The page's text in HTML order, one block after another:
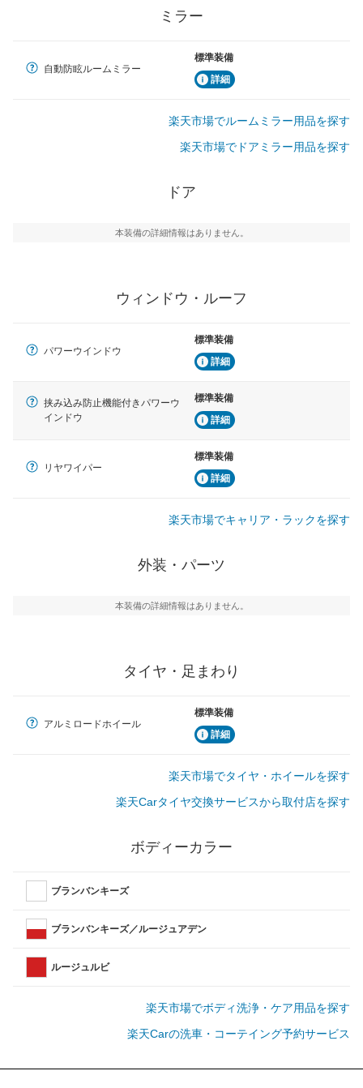
ミラー
自動防眩ルームミラー
標準装備
詳細
楽天市場でルームミラー用品を探す
楽天市場でドアミラー用品を探す
ドア
本装備の詳細情報はありません。
ウィンドウ・ルーフ
パワーウインドウ
標準装備
詳細
挟み込み防止機能付きパワーウ
インドウ
標準装備
詳細
リヤワイパー
標準装備
詳細
楽天市場でキャリア・ラックを探す
外装・パーツ
本装備の詳細情報はありません。
タイヤ・足まわり
アルミロードホイール
標準装備
詳細
楽天市場でタイヤ・ホイールを探す
楽天Carタイヤ交換サービスから取付店を探す
ボディーカラー
ブランバンキーズ
ブランバンキーズ／ルージュアデン
ルージュルビ
楽天市場でボディ洗浄・ケア用品を探す
楽天Carの洗車・コーテイング予約サービス